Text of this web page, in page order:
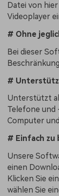
Datei von
Videoplayer
# Ohne
Bei dieser
#
Unterstützt
Telefone und
Computer
# Einfach zu
Unsere
einen
Klicken Sie
wählen Sie